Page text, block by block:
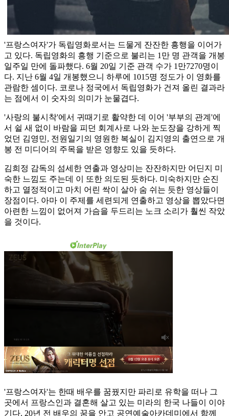
'프랑스여자'가 독립영화로서는 드물게 잔잔한 흥행을 이어가
고 있다. 독립영화의 흥행 기준으로 불리는 1만 명 관객을 개봉
일주일 만에 돌파했다. 6월 20일 기준 관객 수가 1만7270명이
다. 지난 6월 4일 개봉했으니 하루에 1015명 정도가 이 영화를
관람한 셈이다. 코로나 정국에서 독립영화가 건져 올린 결과라
는 점에서 이 숫자의 의미가 눈물겹다.
'사랑의 불시착'에서 귀때기로 활약한 데 이어 '부부의 관계'에
서 쉴 새 없이 바람을 피던 회계사로 나와 눈도장을 강하게 찍
었던 김영민, 전원일기의 영원한 복실이 김지영의 출연으로 개
봉 전 미디어의 주목을 받은 영향도 있을 듯하다.
김희정 감독의 섬세한 연출과 영상미는 잔잔하지만 어딘지 미
숙한 느낌도 주는데 이 또한 의도된 듯하다. 미숙하지만 순진
하고 열정적이고 마치 어린 싹이 살아 숨 쉬는 듯한 영상들이
장점이다. 아마 이 주제를 세련되게 연출하고 영상을 뽑았다면
아련한 느낌이 없어져 가슴을 두드리는 노크 소리가 훨씬 작았
을 것이다.
'프랑스여자'는 한때 배우를 꿈꿨지만 파리로 유학을 떠나 그
곳에서 프랑스인과 결혼해 살고 있는 미라의 한국 나들이 이야
기다. 20년 전 배우의 꿈을 안고 공연예술아카데미에서 함께